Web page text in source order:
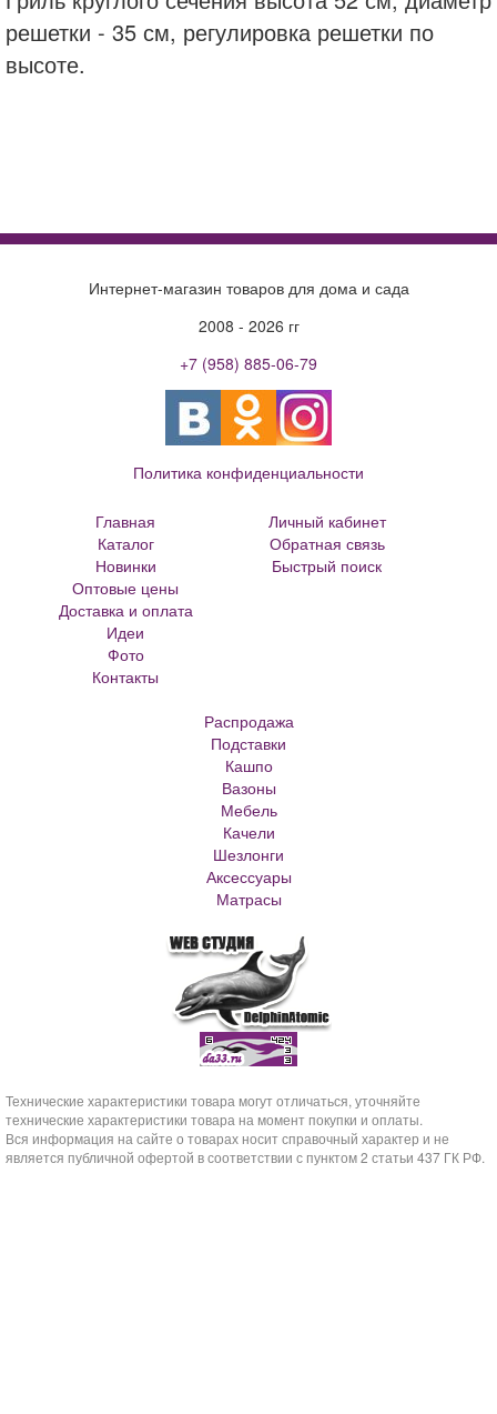
решетки - 35 см, регулировка решетки по
высоте.
доставка
Интернет-магазин товаров для дома и сада
2008 - 2026 гг
+7 (958) 885-06-79
Политика конфиденциальности
Главная
Каталог
Новинки
Оптовые цены
Доставка и оплата
Идеи
Фото
Контакты
Личный кабинет
Обратная связь
Быстрый поиск
Кашпо из ротанга
Матрасы Аскона
Кашпо металлическое
Кашпо для елки
Кашпо с самоливом
Кашпо с автополивом
Распродажа
Подставки
Кашпо
Вазоны
Мебель
Качели
Шезлонги
Аксессуары
Матрасы
Технические характеристики товара могут отличаться, уточняйте
технические характеристики товара на момент покупки и оплаты.
Вся информация на сайте о товарах носит справочный характер и не
является публичной офертой в соответствии с пунктом 2 статьи 437 ГК РФ.